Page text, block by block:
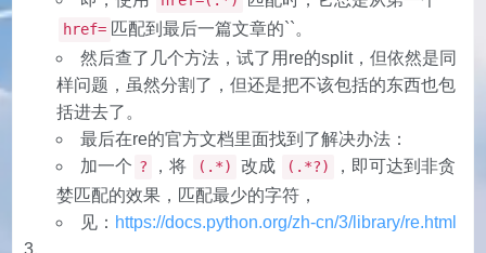
href= 匹配到最后一篇文章的``。
然后查了几个方法，试了用re的split，但依然是同
样问题，虽然分割了，但还是把不该包括的东西也包
括进去了。
最后在re的官方文档里面找到了解决办法：
加一个 ? ，将 (.*) 改成 (.*?)
，即可达到非贪
婪匹配的效果，匹配最少的字符，
见： https://docs.python.org/zh-cn/3/library/re.html